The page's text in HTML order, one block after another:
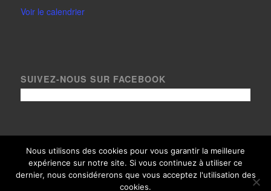
Voir le calendrier
SUIVEZ-NOUS SUR FACEBOOK
© Copyright Le Gest 2020, tous droits réservés - Crédits photos
paysages
- Thème adapté avec Arixo Communication
Nous utilisons des cookies pour vous garantir la meilleure
expérience sur notre site. Si vous continuez à utiliser ce
dernier, nous considérerons que vous acceptez l'utilisation des
cookies.